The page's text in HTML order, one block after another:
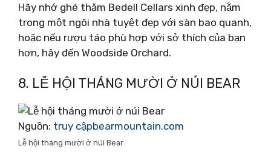
Hãy nhớ ghé thăm Bedell Cellars xinh đẹp, nằm
trong một ngôi nhà tuyệt đẹp với sàn bao quanh,
hoặc nếu rượu táo phù hợp với sở thích của bạn
hơn, hãy đến Woodside Orchard.
8. LỄ HỘI THÁNG MƯỜI Ở NÚI BEAR
Nguồn: truy cậpbearmountain.com
Lễ hội tháng mười ở núi Bear